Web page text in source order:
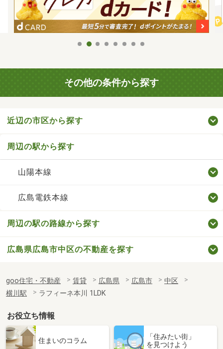
その他の条件から探す
近辺の市区から探す
周辺の駅から探す
山陽本線
広島電鉄本線
周辺の駅の路線から探す
広島県広島市中区の不動産を探す
goo住宅・不動産 賃貸 広島県 広島市
中区
横川駅
ラフィーネ本川 1LDK
お役立ち情報
住まいのコラム
「住みたい街」
を見つけよう